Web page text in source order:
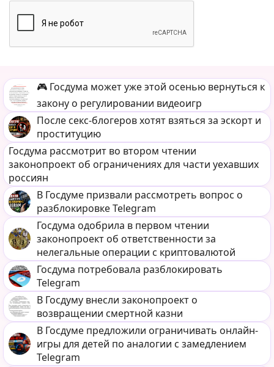
🎮 Госдума может уже этой осенью вернуться к
закону о регулировании видеоигр
После секс-блогеров хотят взяться за эскорт и
проституцию
Госдума рассмотрит во втором чтении
законопроект об ограничениях для части уехавших
россиян
В Госдуме призвали рассмотреть вопрос о
разблокировке Telegram
Госдума одобрила в первом чтении
законопроект об ответственности за
нелегальные операции с криптовалютой
Госдума потребовала разблокировать
Telegram
В Госдуму внесли законопроект о
возвращении смертной казни
В Госдуме предложили ограничивать онлайн-
игры для детей по аналогии с замедлением
Telegram